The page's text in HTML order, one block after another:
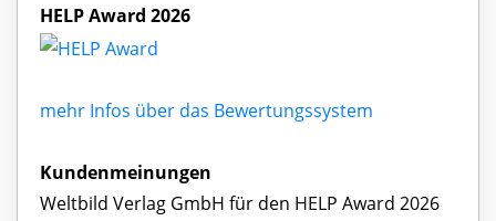
HELP Award 2026
mehr Infos über das Bewertungssystem
Kundenmeinungen
Weltbild Verlag GmbH für den HELP Award 2026